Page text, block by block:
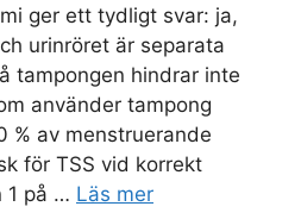
ger ett tydligt svar: ja,
urinröret är separata
tampongen hindrar inte
använder tampong
% av menstruerande
för TSS vid korrekt
1 på … Läs mer